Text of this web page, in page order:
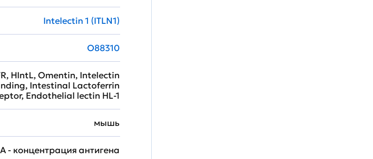
Intelectin 1 (ITLN1)
O88310
HIntL, Omentin, Intelectin
Intestinal Lactoferrin
Endothelial lectin HL-1
мышь
- концентрация антигена